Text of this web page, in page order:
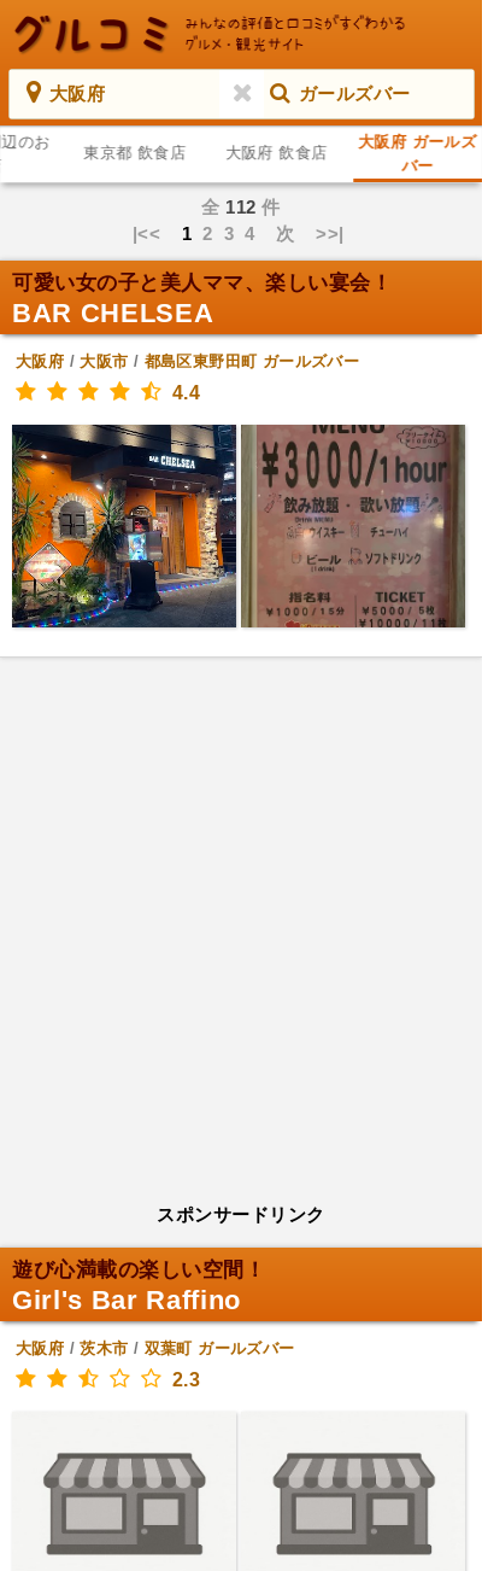
大阪府 ガールズバー
のお
東京都 飲食店 大阪府 飲食店
大阪府 ガールズ
バー
全 112 件
|<< 12 3 4 次 >>|
可愛い女の子と美人ママ、楽しい宴会！
BAR CHELSEA
大阪府 /大阪市 / 都島区東野田町 ガールズバー
4.4
スポンサードリンク
遊び心満載の楽しい空間！
Girl's Bar Raffino
大阪府 /茨木市 / 双葉町 ガールズバー
2.3